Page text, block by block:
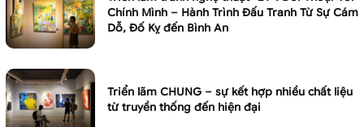
Chính Mình – Hành Trình Đấu Tranh Từ Sự Cám
Dỗ, Đố Kỵ đến Bình An
Triển lãm CHUNG – sự kết hợp nhiều chất liệu
từ truyền thống đến hiện đại